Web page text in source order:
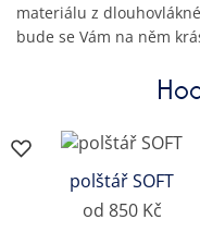
materiálu z
bude se Vám na něm
polštář SOFT
od 850 Kč